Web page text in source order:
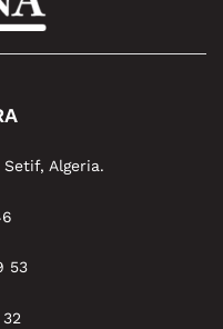
Algeria.
53